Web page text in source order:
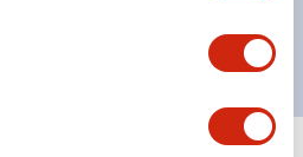
より多くの方が識別可能に。